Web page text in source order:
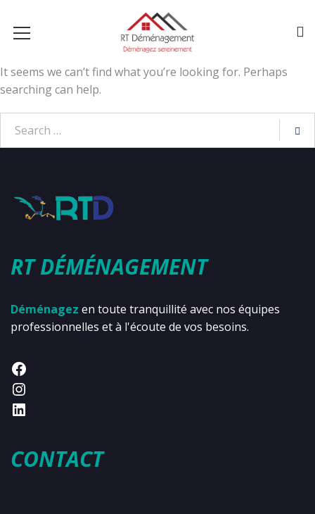
It seems we can’t find what you’re looking for. Perhaps
searching can help.
RT DÉMÉNAGEMENT
Déménagez en toute tranquillité avec nos équipes
professionnelles et à l'écoute de vos besoins.
CONTACT